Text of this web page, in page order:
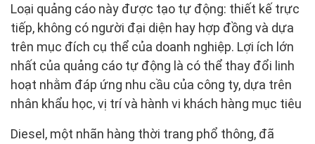
Loại quảng cáo này được tạo tự động: thiết kế trực
tiếp, không có người đại diện hay hợp đồng và dựa
trên mục đích cụ thể của doanh nghiệp. Lợi ích lớn
nhất của quảng cáo tự động là có thể thay đổi linh
hoạt nhằm đáp ứng nhu cầu của công ty, dựa trên
nhân khẩu học, vị trí và hành vi khách hàng mục tiêu
Diesel, một nhãn hàng thời trang phổ thông, đã